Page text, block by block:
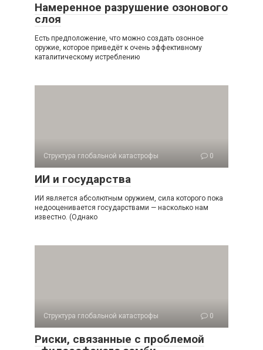
Намеренное разрушение озонового
слоя
Есть предположение, что можно создать озонное
оружие, которое приведёт к очень эффективному
каталитическому истреблению
Структура глобальной катастрофы 0
ИИ и государства
ИИ является абсолютным оружием, сила которого пока
недооценивается государствами — насколько нам
известно. (Однако
Структура глобальной катастрофы 0
Риски, связанные с проблемой